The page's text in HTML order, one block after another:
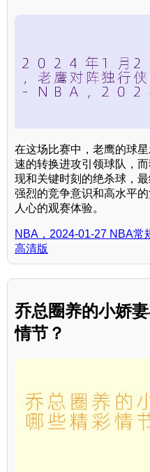
在这场比赛中，老鹰的球
速的转换进攻引领球队，
现和关键时刻的绝杀球，
强烈的竞争意识和高水平
人心的观赛体验。
NBA，2024-01-27 NBA常
高清版
乔总圈养的小娇
情节？